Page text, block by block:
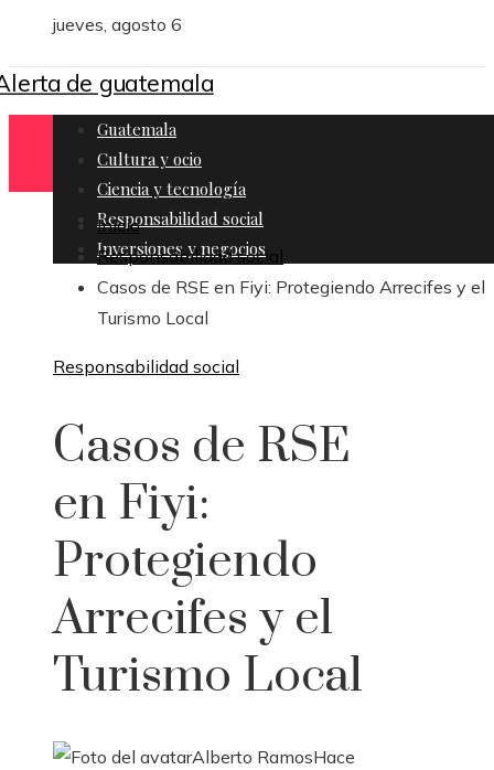
jueves, agosto 6
Guatemala
Cultura y ocio
Ciencia y tecnología
Responsabilidad social
Inversiones y negocios
Inicio
Responsabilidad social
Casos de RSE en Fiyi: Protegiendo Arrecifes y el
Turismo Local
Responsabilidad social
Casos de RSE
en Fiyi:
Protegiendo
Arrecifes y el
Turismo Local
Alberto RamosHace